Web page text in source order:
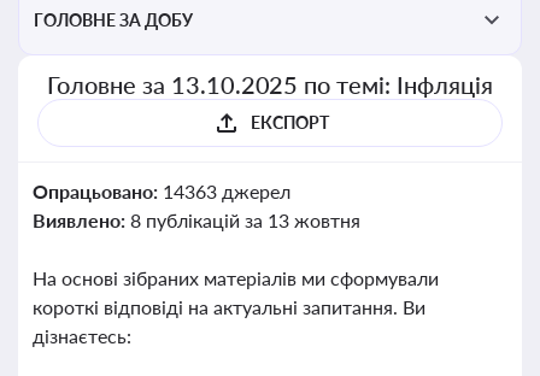
ГОЛОВНЕ ЗА ДОБУ
Головне за 13.10.2025 по темі: Інфляція
ЕКСПОРТ
Опрацьовано: 14363 джерел
Виявлено: 8 публікацій за 13 жовтня
На основі зібраних матеріалів ми сформували
короткі відповіді на актуальні запитання. Ви
дізнаєтесь: